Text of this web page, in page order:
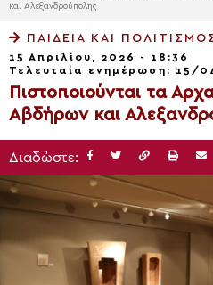
και Αλεξανδρούπολης
ΠΑΙΔΕΊΑ ΚΑΙ
15 Απριλίου, 2026 - 18:36
Τελευταία ενημέρωση: 15/
Πιστοποιούνται τα
Αβδήρων και
Διαδώστε: